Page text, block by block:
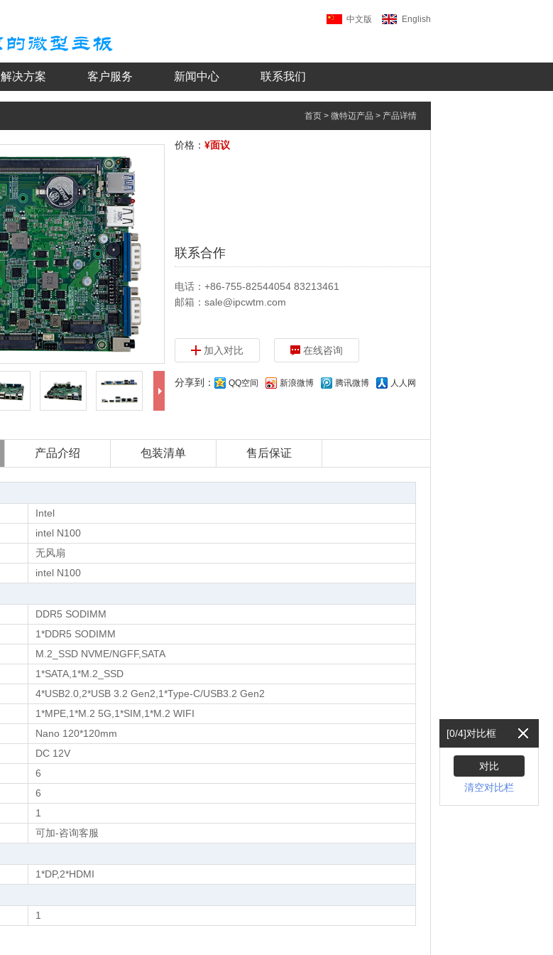
中文版 English
解决方案 客户服务 新闻中心 联系我们
首页 > 微特迈产品 > 产品详情
价格： ¥面议
联系合作
电话：+86-755-82544054 83213461
邮箱：sale@ipcwtm.com
加入对比 在线咨询
分享到： QQ空间 新浪微博 腾讯微博 人人网
产品介绍 包装清单 售后保证
Intel
intel N100
无风扇
intel N100
DDR5 SODIMM
1*DDR5 SODIMM
M.2_SSD NVME/NGFF,SATA
1*SATA,1*M.2_SSD
4*USB2.0,2*USB 3.2 Gen2,1*Type-C/USB3.2 Gen2
1*MPE,1*M.2 5G,1*SIM,1*M.2 WIFI
Nano 120*120mm
DC 12V
6
6
1
可加-咨询客服
1*DP,2*HDMI
1
[0/4]对比框
对比
清空对比栏